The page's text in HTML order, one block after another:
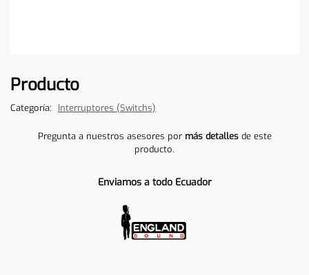
Producto
Categoría: Interruptores (Switchs)
Pregunta a nuestros asesores por más detallesde este
producto.
Enviamos a todo Ecuador